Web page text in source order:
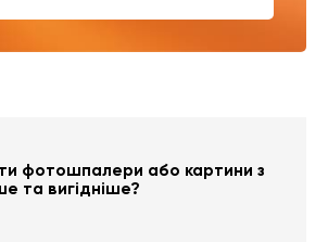
фотошпалери або картини з
та вигідніше?